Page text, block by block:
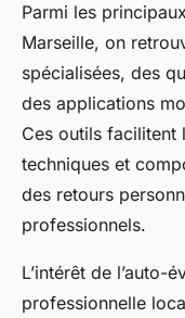
Parmi les
Marseille, on
spécialisées, des
des applications
Ces outils facilitent
techniques et
des retours
professionnels.
L’intérêt de l’auto-
professionnelle